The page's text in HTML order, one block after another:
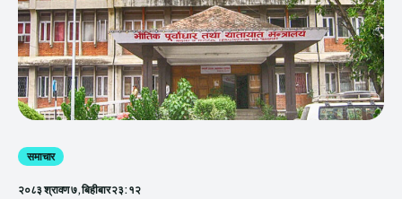
समाचार
२०८३ श्रावण ७, बिहीबार २३:१२